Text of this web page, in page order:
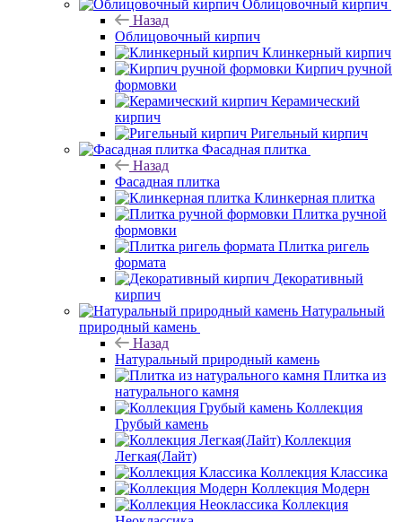
Облицовочный кирпич
Назад
Облицовочный кирпич
Клинкерный кирпич
Кирпич ручной
формовки
Керамический
кирпич
Ригельный кирпич
Фасадная плитка
Назад
Фасадная плитка
Клинкерная плитка
Плитка ручной
формовки
Плитка ригель
формата
Декоративный
кирпич
Натуральный
природный камень
Назад
Натуральный природный камень
Плитка из
натурального камня
Коллекция
Грубый камень
Коллекция
Легкая(Лайт)
Коллекция Классика
Коллекция Модерн
Коллекция